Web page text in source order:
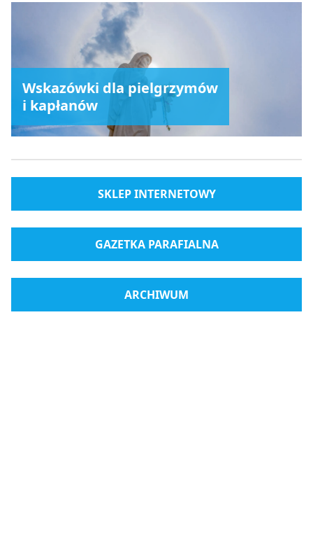
Wskazówki dla pielgrzymów
i kapłanów
SKLEP INTERNETOWY
GAZETKA PARAFIALNA
ARCHIWUM